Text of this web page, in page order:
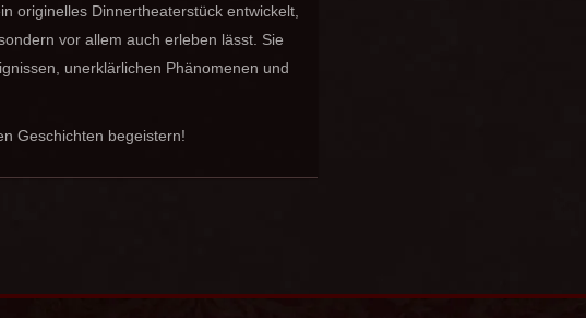
originelles Dinnertheaterstück entwickelt,
vor allem auch erleben lässt. Sie
unerklärlichen Phänomenen und
Geschichten begeistern!